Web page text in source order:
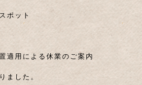
ポット
適用による休業のご案内
ました。